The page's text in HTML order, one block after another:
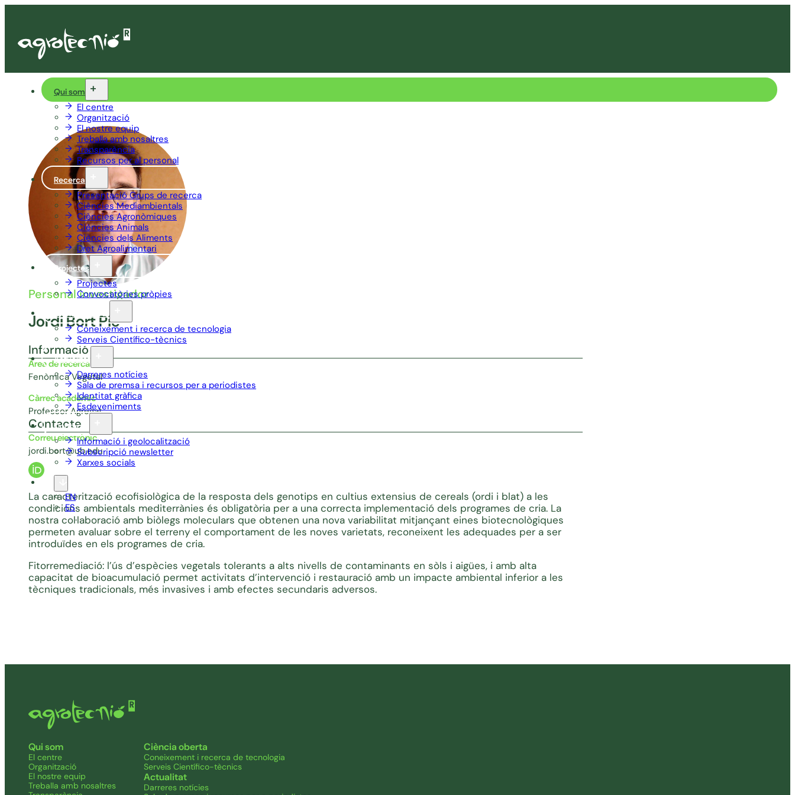
Qui som
El centre
Organització
El nostre equip
Treballa amb nosaltres
Transparència
Recursos per al personal
Recerca
Presentació Grups de recerca
Ciències Mediambientals
Ciències Agronòmiques
Ciències Animals
Ciències dels Aliments
Dret Agroalimentari
Projectes
Projectes
Convocatòries pròpies
Ciència oberta
Coneixement i recerca de tecnologia
Serveis Científico-tècnics
Actualitat
Darreres notícies
Sala de premsa i recursos per a periodistes
Identitat gràfica
Esdeveniments
Contacte
Informació i geolocalització
Subscripció newsletter
Xarxes socials
EN
ES
Personal investigador
Jordi Bort Pie
Informació
Àrea de recerca
Fenòmica Vegetal
Càrrec acadèmic
Professor Agregat
Contacte
Correu electrònic
jordi.bort@ub.edu
La caracterització ecofisiològica de la resposta dels genotips en cultius extensius de cereals (ordi i blat) a les
condicions ambientals mediterrànies és obligatòria per a una correcta implementació dels programes de cria. La
nostra col·laboració amb biòlegs moleculars que obtenen una nova variabilitat mitjançant eines biotecnològiques
permeten avaluar sobre el terreny el comportament de les noves varietats, reconeixent les adequades per a ser
introduïdes en els programes de cria.
Fitorremediació: l’ús d’espècies vegetals tolerants a alts nivells de contaminants en sòls i aigües, i amb alta
capacitat de bioacumulació permet activitats d’intervenció i restauració amb un impacte ambiental inferior a les
tècniques tradicionals, més invasives i amb efectes secundaris adversos.
Qui som
El centre
Organització
El nostre equip
Treballa amb nosaltres
Ciència oberta
Coneixement i recerca de tecnologia
Serveis Científico-tècnics
Actualitat
Darreres notícies